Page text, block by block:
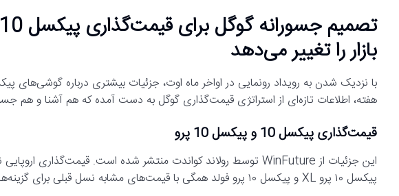
بازار را تغییر می‌دهد
هفته، اطلاعات تازه‌ای از استراتژی قیمت‌گذاری گوگل به دست آمده که هم آشنا و هم
قیمت‌گذاری پیکسل 10 و پیکسل 10 پرو
پیکسل ۱۰ پرو XL و پیکسل ۱۰ پرو فولد همگی با قیمت‌های مشابه نسل قبلی برای گزینه‌های ذخیره‌سازی یکسان به بازار عرضه خواهند شد.